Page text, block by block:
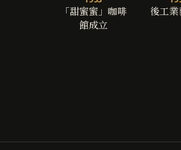
「甜蜜蜜」咖啡
館成立
後工